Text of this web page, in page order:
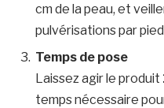
cm de la peau, et
pulvérisations par
Temps de pose
Laissez agir le produit
temps nécessaire